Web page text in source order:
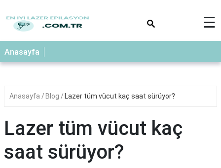
☰
Anasayfa
Anasayfa Blog Lazer tüm vücut kaç saat sürüyor?
Lazer tüm vücut kaç
saat sürüyor?